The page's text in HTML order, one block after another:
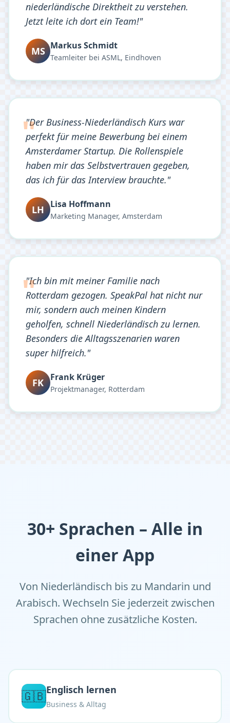
niederländische Direktheit zu verstehen.
Jetzt leite ich dort ein Team!"
MS Markus Schmidt
Teamleiter bei ASML, Eindhoven
"Der Business-Niederländisch Kurs war
perfekt für meine Bewerbung bei einem
Amsterdamer Startup. Die Rollenspiele
haben mir das Selbstvertrauen gegeben,
das ich für das Interview brauchte."
LH Lisa Hoffmann
Marketing Manager, Amsterdam
"Ich bin mit meiner Familie nach
Rotterdam gezogen. SpeakPal hat nicht nur
mir, sondern auch meinen Kindern
geholfen, schnell Niederländisch zu lernen.
Besonders die Alltagsszenarien waren
super hilfreich."
FK Frank Krüger
Projektmanager, Rotterdam
30+ Sprachen – Alle in
einer App
Von Niederländisch bis zu Mandarin und
Arabisch. Wechseln Sie jederzeit zwischen
Sprachen ohne zusätzliche Kosten.
🇬🇧Englisch lernen
Business & Alltag